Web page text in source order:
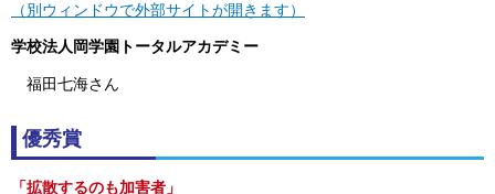
（別ウィンドウで外部サイトが開きます）
学校法人岡学園トータルアカデミー
福田七海さん
優秀賞
「拡散するのも加害者」